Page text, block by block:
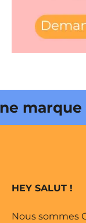
édité par
HEY SALUT !
Nous sommes